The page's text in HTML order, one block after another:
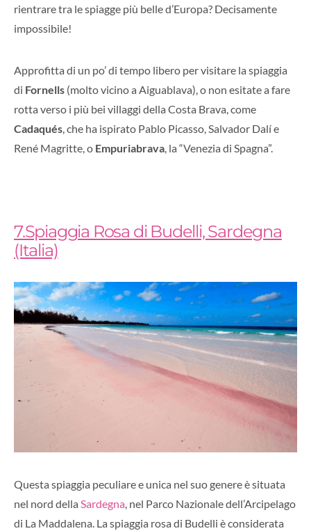
rientrare tra le spiagge più belle d’Europa? Decisamente
impossibile!
Approfitta di un po’ di tempo libero per visitare la spiaggia
di Fornells (molto vicino a Aiguablava), o non esitate a fare
rotta verso i più bei villaggi della Costa Brava, come
Cadaqués, che ha ispirato Pablo Picasso, Salvador Dalí e
René Magritte, o Empuriabrava, la “Venezia di Spagna”.
7.Spiaggia Rosa di Budelli, Sardegna
(Italia)
Questa spiaggia peculiare e unica nel suo genere è situata
nel nord della Sardegna, nel Parco Nazionale dell’Arcipelago
di La Maddalena. La spiaggia rosa di Budelli è considerata